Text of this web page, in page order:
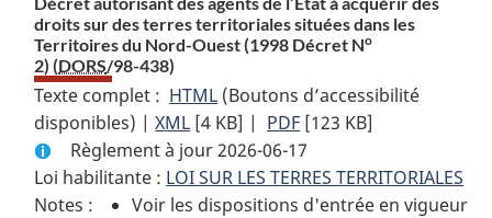
droits sur des terres territoriales situées dans les
Territoires du Nord-Ouest (1998 Décret No
2) (DORS/98-438)
Texte complet : HTML Texte
complet
:
Décret
autorisant
(Boutons d’accessibilité
disponibles) |XML Texte
complet
:
Décret
[4 KB] | PDF Texte
complet
:
Décret
[123 KB]
Règlement à jour 2026-06-17
Loi habilitante : LOI SUR LES TERRES TERRITORIALES
Notes :
Voir les dispositions d'entrée en vigueur